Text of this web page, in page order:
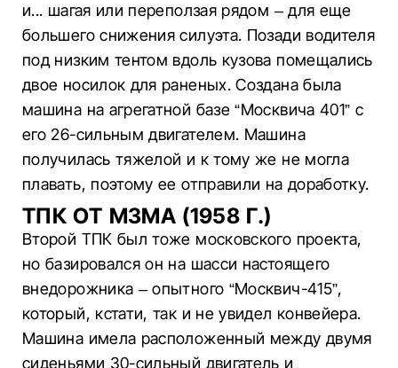
и... шагая или переползая рядом – для еще
большего снижения силуэта. Позади водителя
под низким тентом вдоль кузова помещались
двое носилок для раненых. Создана была
машина на агрегатной базе “Москвича 401” с
его 26-сильным двигателем. Машина
получилась тяжелой и к тому же не могла
плавать, поэтому ее отправили на доработку.
ТПК ОТ МЗМА (1958 Г.)
Второй ТПК был тоже московского проекта,
но базировался он на шасси настоящего
внедорожника – опытного “Москвич-415”,
который, кстати, так и не увидел конвейера.
Машина имела расположенный между двумя
сиденьями 30-сильный двигатель и